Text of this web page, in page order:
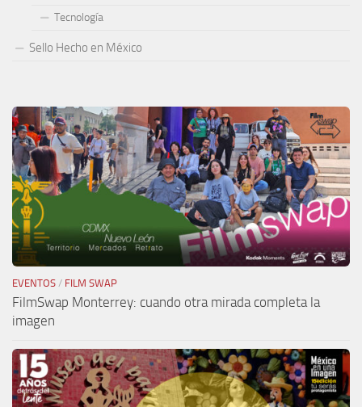
Tecnología
Sello Hecho en México
EVENTOS / FILM SWAP
FilmSwap Monterrey: cuando otra mirada completa la
imagen